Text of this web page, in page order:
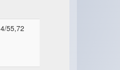
4/55,72